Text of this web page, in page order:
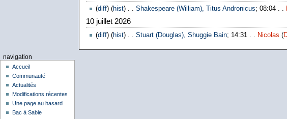
(diff) (hist) . . Shakespeare (William), Titus Andronicus; 08:04 . .
10 juillet 2026
(diff) (hist) . . Stuart (Douglas), Shuggie Bain; 14:31 . . Nicolas (
navigation
Accueil
Communauté
Actualités
Modifications récentes
Une page au hasard
Bac à Sable